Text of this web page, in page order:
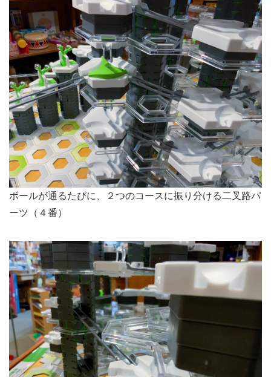
ボールが通るたびに、２つのコースに振り分ける二叉路パ
ーツ（４番）